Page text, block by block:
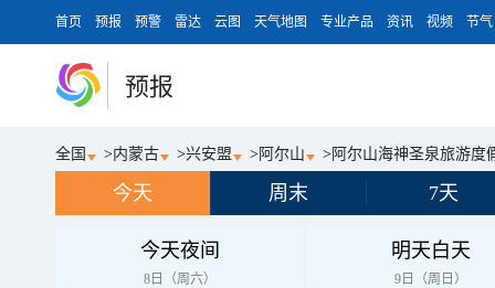
首页 预报 预警 雷达 云图 天气地图 专业产品 资讯 视频 节气
预报
全国 >内蒙古 >兴安盟 > 阿尔山 > 阿尔山海神圣泉旅游度
今天 周末 7天
今天夜间
8日（周六）
明天白天
9日（周日）